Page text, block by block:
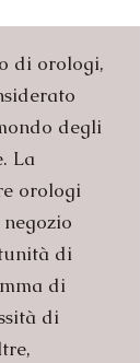
di orologi,
degli
La
orologi
di
di
di